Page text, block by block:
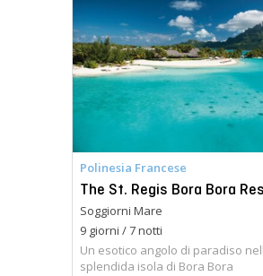
Polinesia Francese
The St. Regis Bora Bora
Soggiorni Mare
9 giorni / 7 notti
Un esotico angolo di paradiso
splendida isola di Bora Bora